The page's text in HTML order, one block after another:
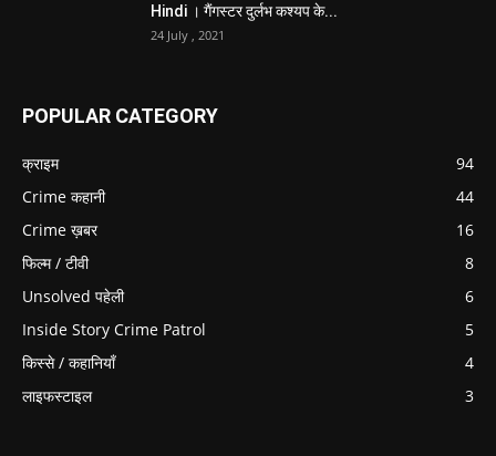
Hindi । गैंगस्टर दुर्लभ कश्यप के...
24 July , 2021
POPULAR CATEGORY
क्राइम
94
Crime कहानी
44
Crime ख़बर
16
फिल्म / टीवी
8
Unsolved पहेली
6
Inside Story Crime Patrol
5
किस्से / कहानियाँ
4
लाइफस्टाइल
3